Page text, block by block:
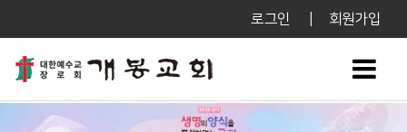
로그인 회원가입